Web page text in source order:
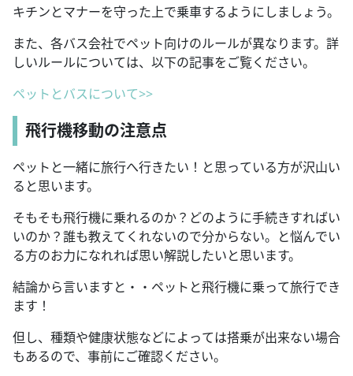
キチンとマナーを守った上で乗車するようにしましょう。
また、各バス会社でペット向けのルールが異なります。詳
しいルールについては、以下の記事をご覧ください。
ペットとバスについて>>
飛行機移動の注意点
ペットと一緒に旅行へ行きたい！と思っている方が沢山い
ると思います。
そもそも飛行機に乗れるのか？どのように手続きすればい
いのか？誰も教えてくれないので分からない。と悩んでい
る方のお力になれれば思い解説したいと思います。
結論から言いますと・・ペットと飛行機に乗って旅行でき
ます！
但し、種類や健康状態などによっては搭乗が出来ない場合
もあるので、事前にご確認ください。